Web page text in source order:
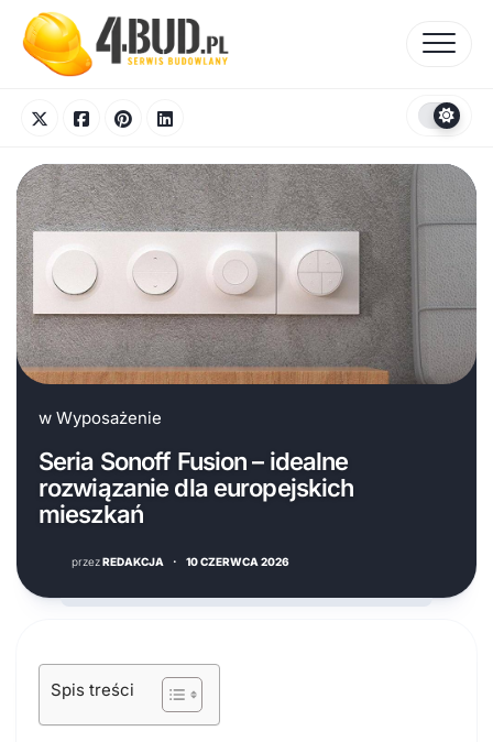
content
w Wyposażenie
Seria Sonoff Fusion – idealne
rozwiązanie dla europejskich
mieszkań
przezREDAKCJA · 10 CZERWCA 2026
Spis treści